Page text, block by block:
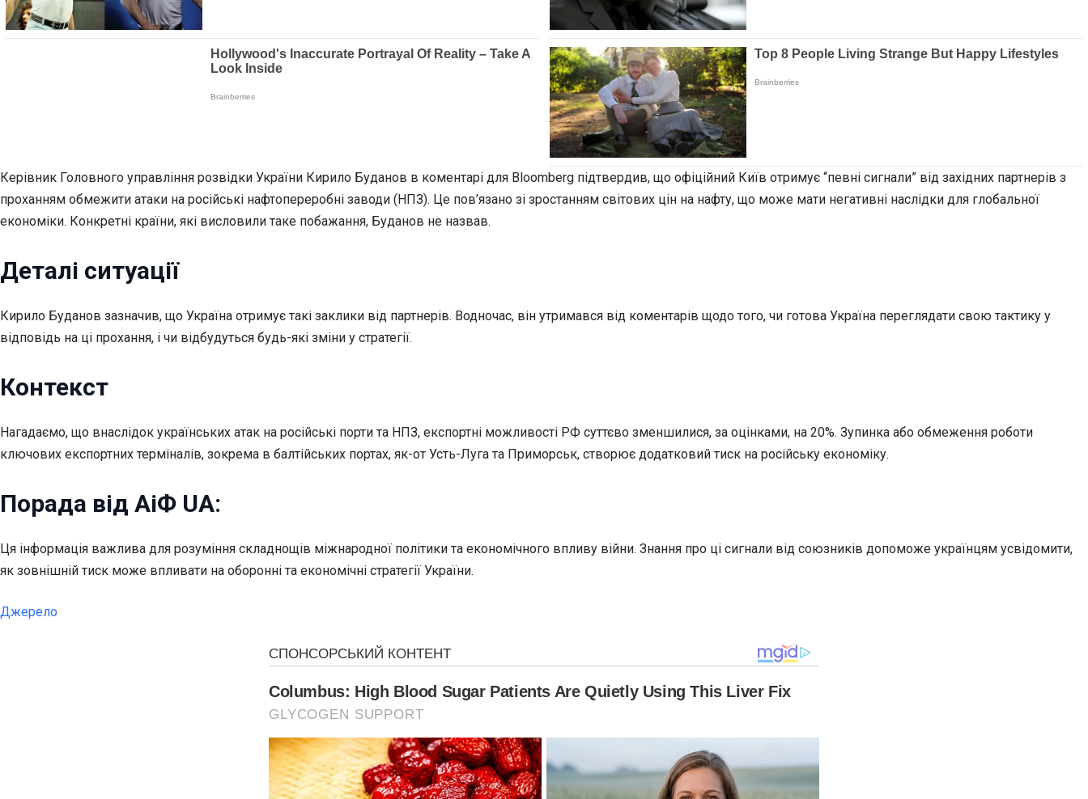
Керівник Головного управління розвідки України Кирило Буданов в коментарі для Bloomberg підтвердив, що офіційний Київ отримує “певні сигнали” від західних партнерів з
проханням обмежити атаки на російські нафтопереробні заводи (НПЗ). Це пов’язано зі зростанням світових цін на нафту, що може мати негативні наслідки для глобальної
економіки. Конкретні країни, які висловили таке побажання, Буданов не назвав.
Деталі ситуації
Кирило Буданов зазначив, що Україна отримує такі заклики від партнерів. Водночас, він утримався від коментарів щодо того, чи готова Україна переглядати свою тактику у
відповідь на ці прохання, і чи відбудуться будь-які зміни у стратегії.
Контекст
Нагадаємо, що внаслідок українських атак на російські порти та НПЗ, експортні можливості РФ суттєво зменшилися, за оцінками, на 20%. Зупинка або обмеження роботи
ключових експортних терміналів, зокрема в балтійських портах, як-от Усть-Луга та Приморськ, створює додатковий тиск на російську економіку.
Порада від АіФ UA:
Ця інформація важлива для розуміння складнощів міжнародної політики та економічного впливу війни. Знання про ці сигнали від союзників допоможе українцям усвідомити,
як зовнішній тиск може впливати на оборонні та економічні стратегії України.
Джерело